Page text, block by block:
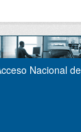
Nacional